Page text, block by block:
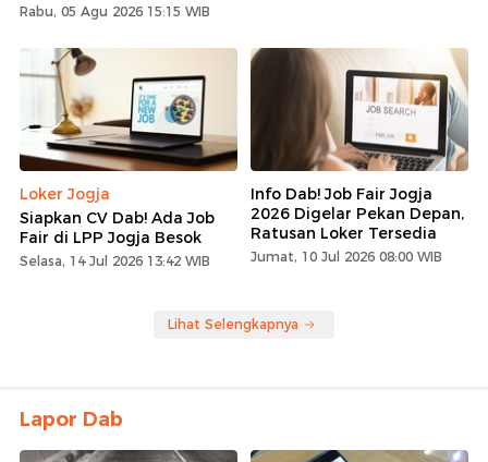
Rabu, 05 Agu 2026 15:15 WIB
Loker Jogja
Siapkan CV Dab! Ada Job
Fair di LPP Jogja Besok
Selasa, 14 Jul 2026 13:42 WIB
Info Dab! Job Fair Jogja
2026 Digelar Pekan Depan,
Ratusan Loker Tersedia
Jumat, 10 Jul 2026 08:00 WIB
Lihat Selengkapnya
Lapor Dab